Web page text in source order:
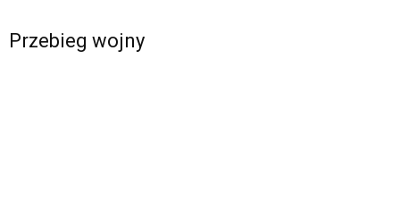
Przebieg wojny